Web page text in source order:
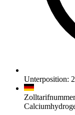
Unterposition:
Zolltarifnummer